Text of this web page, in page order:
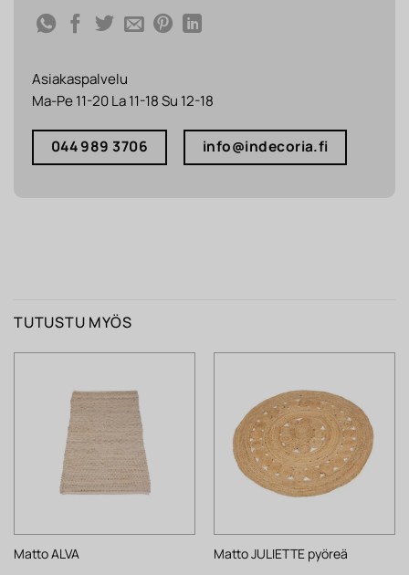
Asiakaspalvelu
Ma-Pe 11-20 La 11-18 Su 12-18
044 989 3706 info@indecoria.fi
TUTUSTU MYÖS
Matto ALVA Matto JULIETTE pyöreä